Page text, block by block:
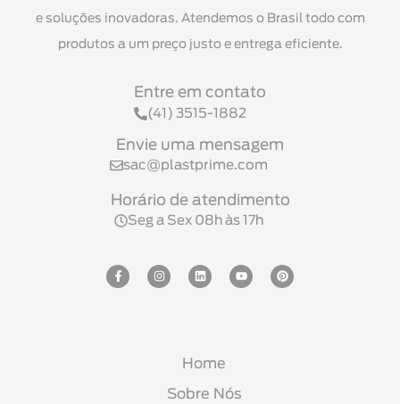
e soluções inovadoras. Atendemos o Brasil todo com
produtos a um preço justo e entrega eficiente.
Entre em contato
(41) 3515-1882
Envie uma mensagem
sac@plastprime.com
Horário de atendimento
Seg a Sex 08h às 17h
Home
Sobre Nós